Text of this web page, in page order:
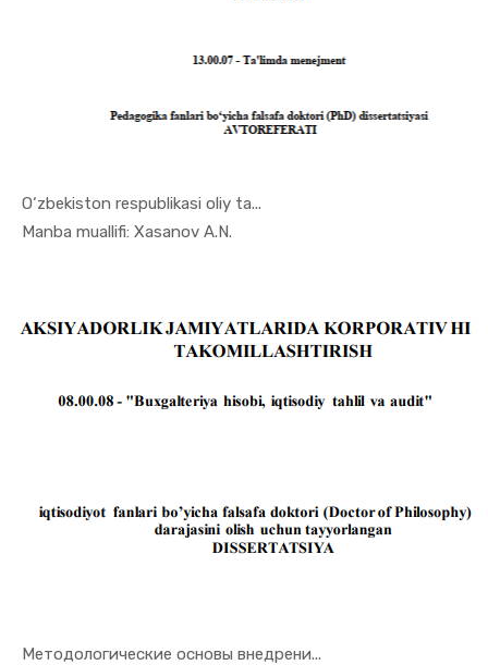
O‘zbekiston respublikasi oliy ta...
Manba muallifi: Xasanov A.N.In Menejme...
Методологические основы внедрени...